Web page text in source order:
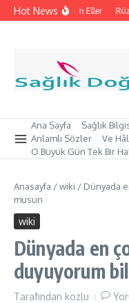
İçeriğe atla
Hot Newsİpleri Tutan Eller
Ana Sayfa Sağlık
Anlamlı Sözler
Ve
O Büyük Gün Tek Bir
Anasayfa /wiki / Dünyada
musun
wiki
Dünyada en
duyuyorum
Tarafından kozlu